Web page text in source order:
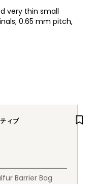
very thin small
0.65 mm pitch,
ィブ
Barrier Bag